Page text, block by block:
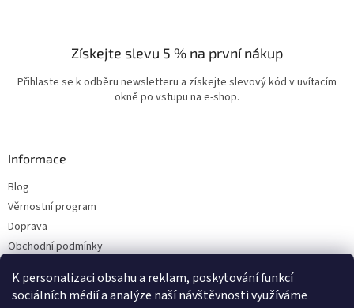
K personalizaci obsahu a reklam, poskytování funkcí
sociálních médií a analýze naší návštěvnosti využíváme
Získejte slevu 5 % na první nákup
Přihlaste se k odběru newsletteru a získejte slevový kód v uvítacím
okně po vstupu na e-shop.
Informace
Blog
Věrnostní program
Doprava
Obchodní podmínky
Kontakty